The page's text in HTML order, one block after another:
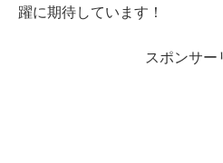
躍に期待しています！
スポンサー